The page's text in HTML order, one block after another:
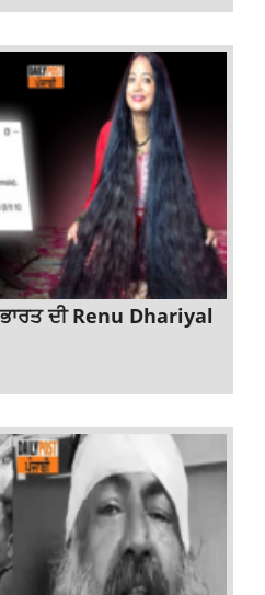
ਦੀ Renu Dhariyal